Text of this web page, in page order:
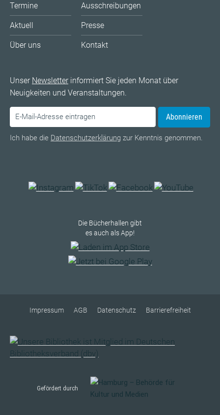
Termine
Aktuell
Über uns
Ausschreibungen
Presse
Kontakt
Unser Newsletterinformiert Sie jeden Monat über
Neuigkeiten und Veranstaltungen.
Abonnieren
Ich habe die Datenschutzerklärung zur Kenntnis genommen.
Die Bücherhallen gibt
es auch als App!
Impressum AGB Datenschutz Barrierefreiheit
Gefördert durch